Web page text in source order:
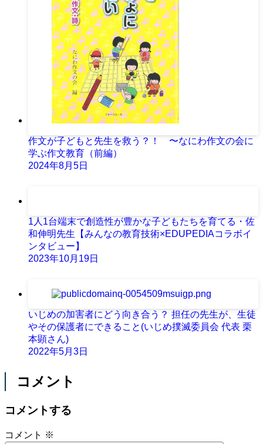
作文が子どもと先生を救う？！ 〜なにわ作文の会に
学ぶ作文教育（前編）
2024年8月5日
1人1台端末で創造性が豊かな子どもたちを育てる・佐
和伸明先生【みんなの教育技術×EDUPEDIAコラボイ
ンタビュー】
2023年10月19日
いじめの加害者にどう向き合う？ 担任の先生が、生徒
やその保護者にできること(いじめ撲滅委員会 代表 栗
本顕さん)
2022年5月3日
コメント
コメントする
コメント ※